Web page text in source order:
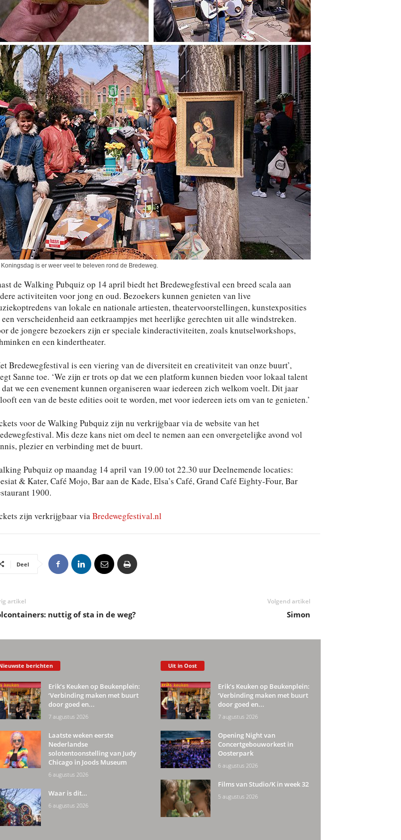
Koningsdag is er weer veel te beleven rond de Bredeweg.
de Walking Pubquiz op 14 april biedt het Bredewegfestival een breed scala aan
activiteiten voor jong en oud. Bezoekers kunnen genieten van live
van lokale en nationale artiesten, theatervoorstellingen, kunstexposities
een verscheidenheid aan eetkraampjes met heerlijke gerechten uit alle windstreken.
de jongere bezoekers zijn er speciale kinderactiviteiten, zoals knutselworkshops,
en een kindertheater.
Bredewegfestival is een viering van de diversiteit en creativiteit van onze buurt’,
Sanne toe. ‘We zijn er trots op dat we een platform kunnen bieden voor lokaal talent
dat we een evenement kunnen organiseren waar iedereen zich welkom voelt. Dit jaar
een van de beste edities ooit te worden, met voor iedereen iets om van te genieten.’
voor de Walking Pubquiz zijn nu verkrijgbaar via de website van het
Mis deze kans niet om deel te nemen aan een onvergetelijke avond vol
plezier en verbinding met de buurt.
Pubquiz op maandag 14 april van 19.00 tot 22.30 uur Deelnemende locaties:
& Kater, Café Mojo, Bar aan de Kade, Elsa’s Café, Grand Café Eighty-Four, Bar
1900.
zijn verkrijgbaar viaBredewegfestival.nl
Deel
artikel
nuttig of sta in de weg?
Volgend artikel
Simon
berichten
Erik’s Keuken op Beukenplein:
‘Verbinding maken met buurt
door goed en...
7 augustus 2026
Laatste weken eerste
Nederlandse
solotentoonstelling van Judy
Chicago in Joods Museum
6 augustus 2026
Waar is dit…
6 augustus 2026
Uit in Oost
Erik’s Keuken op Beukenplein:
‘Verbinding maken met buurt
door goed en...
7 augustus 2026
Opening Night van
Concertgebouworkest in
Oosterpark
6 augustus 2026
Films van Studio/K in week 32
5 augustus 2026